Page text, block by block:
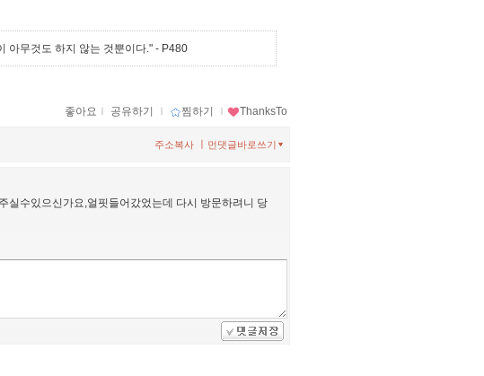
아무것도 하지 않는 것뿐이다." - P480
좋아요 ｌ 공유하기 ｌ 찜하기 ｌ ThanksTo
먼댓글바로쓰기
주소복사
실수있으신가요,얼핏들어갔었는데 다시 방문하려니 당